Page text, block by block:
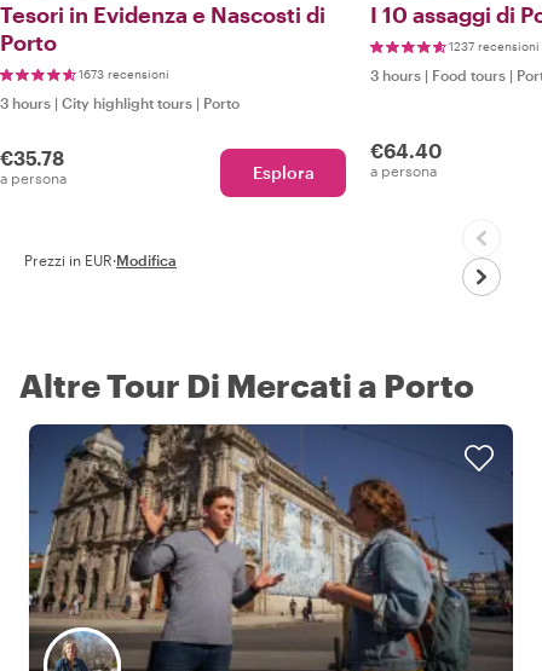
Tesori in Evidenza e Nascosti di
Porto
1673 recensioni
3 hours | City highlight tours | Porto
€35.78
a persona Esplora
I 10 assaggi di
1237 recensioni
3 hours | Food tours |
€64.40
a persona
Prezzi in EUR·Modifica
Altre Tour Di Mercati a Porto